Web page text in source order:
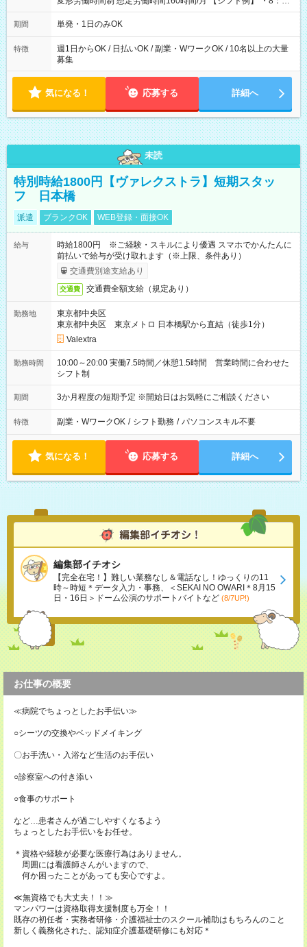
～21：00
期間 単発・1日のみOK
特徴
週1日からOK / 日払いOK / 副業・WワークOK / 10名以上の大量
募集
気になる！ 応募する 詳細へ
未読
特別時給1800円【ヴァレクストラ】短期スタッ
フ 日本橋
派遣 ブランクOK WEB登録・面接OK
給与
時給1800円 ※ご経験・スキルにより優遇 スマホでかんたんに
前払いで給与が受け取れます（※上限、条件あり）
交通費別途支給あり
交通費 交通費全額支給（規定あり）
勤務地
東京都中央区
東京都中央区 東京メトロ 日本橋駅から直結（徒歩1分）
Valextra
勤務時間
10:00～20:00 実働7.5時間／休憩1.5時間 営業時間に合わせた
シフト制
期間 3か月程度の短期予定 ※開始日はお気軽にご相談ください
特徴 副業・WワークOK / シフト勤務 / パソコンスキル不要
気になる！ 応募する 詳細へ
編集部イチオシ
【完全在宅！】難しい業務なし＆電話なし！ゆっくりの11
時～時短＊データ入力・事務、＜SEKAI NO OWARI＊8月15
日・16日＞ドーム公演のサポートバイトなど (8/7UP!)
お仕事の概要
≪病院でちょっとしたお手伝い≫
○シーツの交換やベッドメイキング
〇お手洗い・入浴など生活のお手伝い
○診察室への付き添い
○食事のサポート
など…患者さんが過ごしやすくなるよう
ちょっとしたお手伝いをお任せ。
＊資格や経験が必要な医療行為はありません。
周囲には看護師さんがいますので、
何か困ったことがあっても安心ですよ。
≪無資格でも大丈夫！！≫
マンパワーは資格取得支援制度も万全！！
既存の初任者・実務者研修・介護福祉士のスクール補助はもちろんのこと
新しく義務化された、認知症介護基礎研修にも対応＊